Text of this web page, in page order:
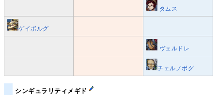
タムス
ゲイボルグ
ヴェルドレ
チェルノボグ
シンギュラリティメギド